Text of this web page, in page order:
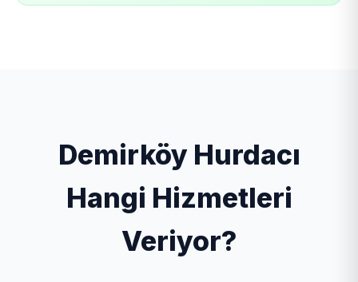
Demirköy Hurdacı
Hangi Hizmetleri
Veriyor?